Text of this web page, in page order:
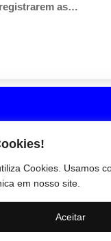
Cookies. Usamos
em nosso site.
Aceitar
as…